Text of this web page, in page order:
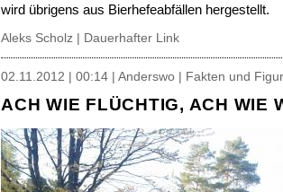
wird übrigens aus Bierhefeabfällen hergestellt.
Aleks Scholz | Dauerhafter Link
02.11.2012 | 00:14 | Anderswo | Fakten und
ACH WIE FLÜCHTIG, ACH WIE